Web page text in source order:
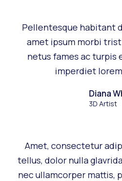
Pellentesque habitant
amet ipsum morbi
netus fames ac turpis
imperdiet
Diana
3D Artist
Amet, consectetur
tellus, dolor nulla
nec ullamcorper mattis,